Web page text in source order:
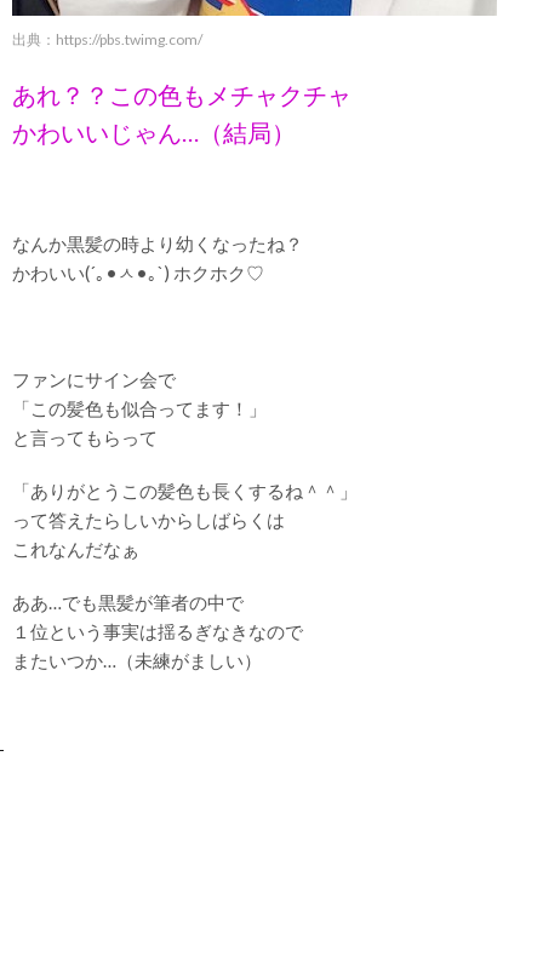
出典： https://pbs.twimg.com/
あれ？？この色もメチャクチャ
かわいいじゃん…（結局）
なんか黒髪の時より幼くなったね？
かわいい(´｡•ㅅ•｡`) ホクホク♡
ファンにサイン会で
「この髪色も似合ってます！」
と言ってもらって
「ありがとうこの髪色も長くするね＾＾」
って答えたらしいからしばらくは
これなんだなぁ
ああ…でも黒髪が筆者の中で
１位という事実は揺るぎなきなので
またいつか…（未練がましい）